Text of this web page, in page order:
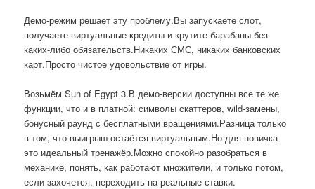
Демо-режим решает эту проблему.Вы запускаете слот,
получаете виртуальные кредиты и крутите барабаны без
каких-либо обязательств.Никаких СМС, никаких банковских
карт.Просто чистое удовольствие от игры.
Возьмём Sun of Egypt 3.В демо-версии доступны все те же
функции, что и в платной: символы скаттеров, wild-замены,
бонусный раунд с бесплатными вращениями.Разница только
в том, что выигрыш остаётся виртуальным.Но для новичка
это идеальный тренажёр.Можно спокойно разобраться в
механике, понять, как работают множители, и только потом,
если захочется, переходить на реальные ставки.